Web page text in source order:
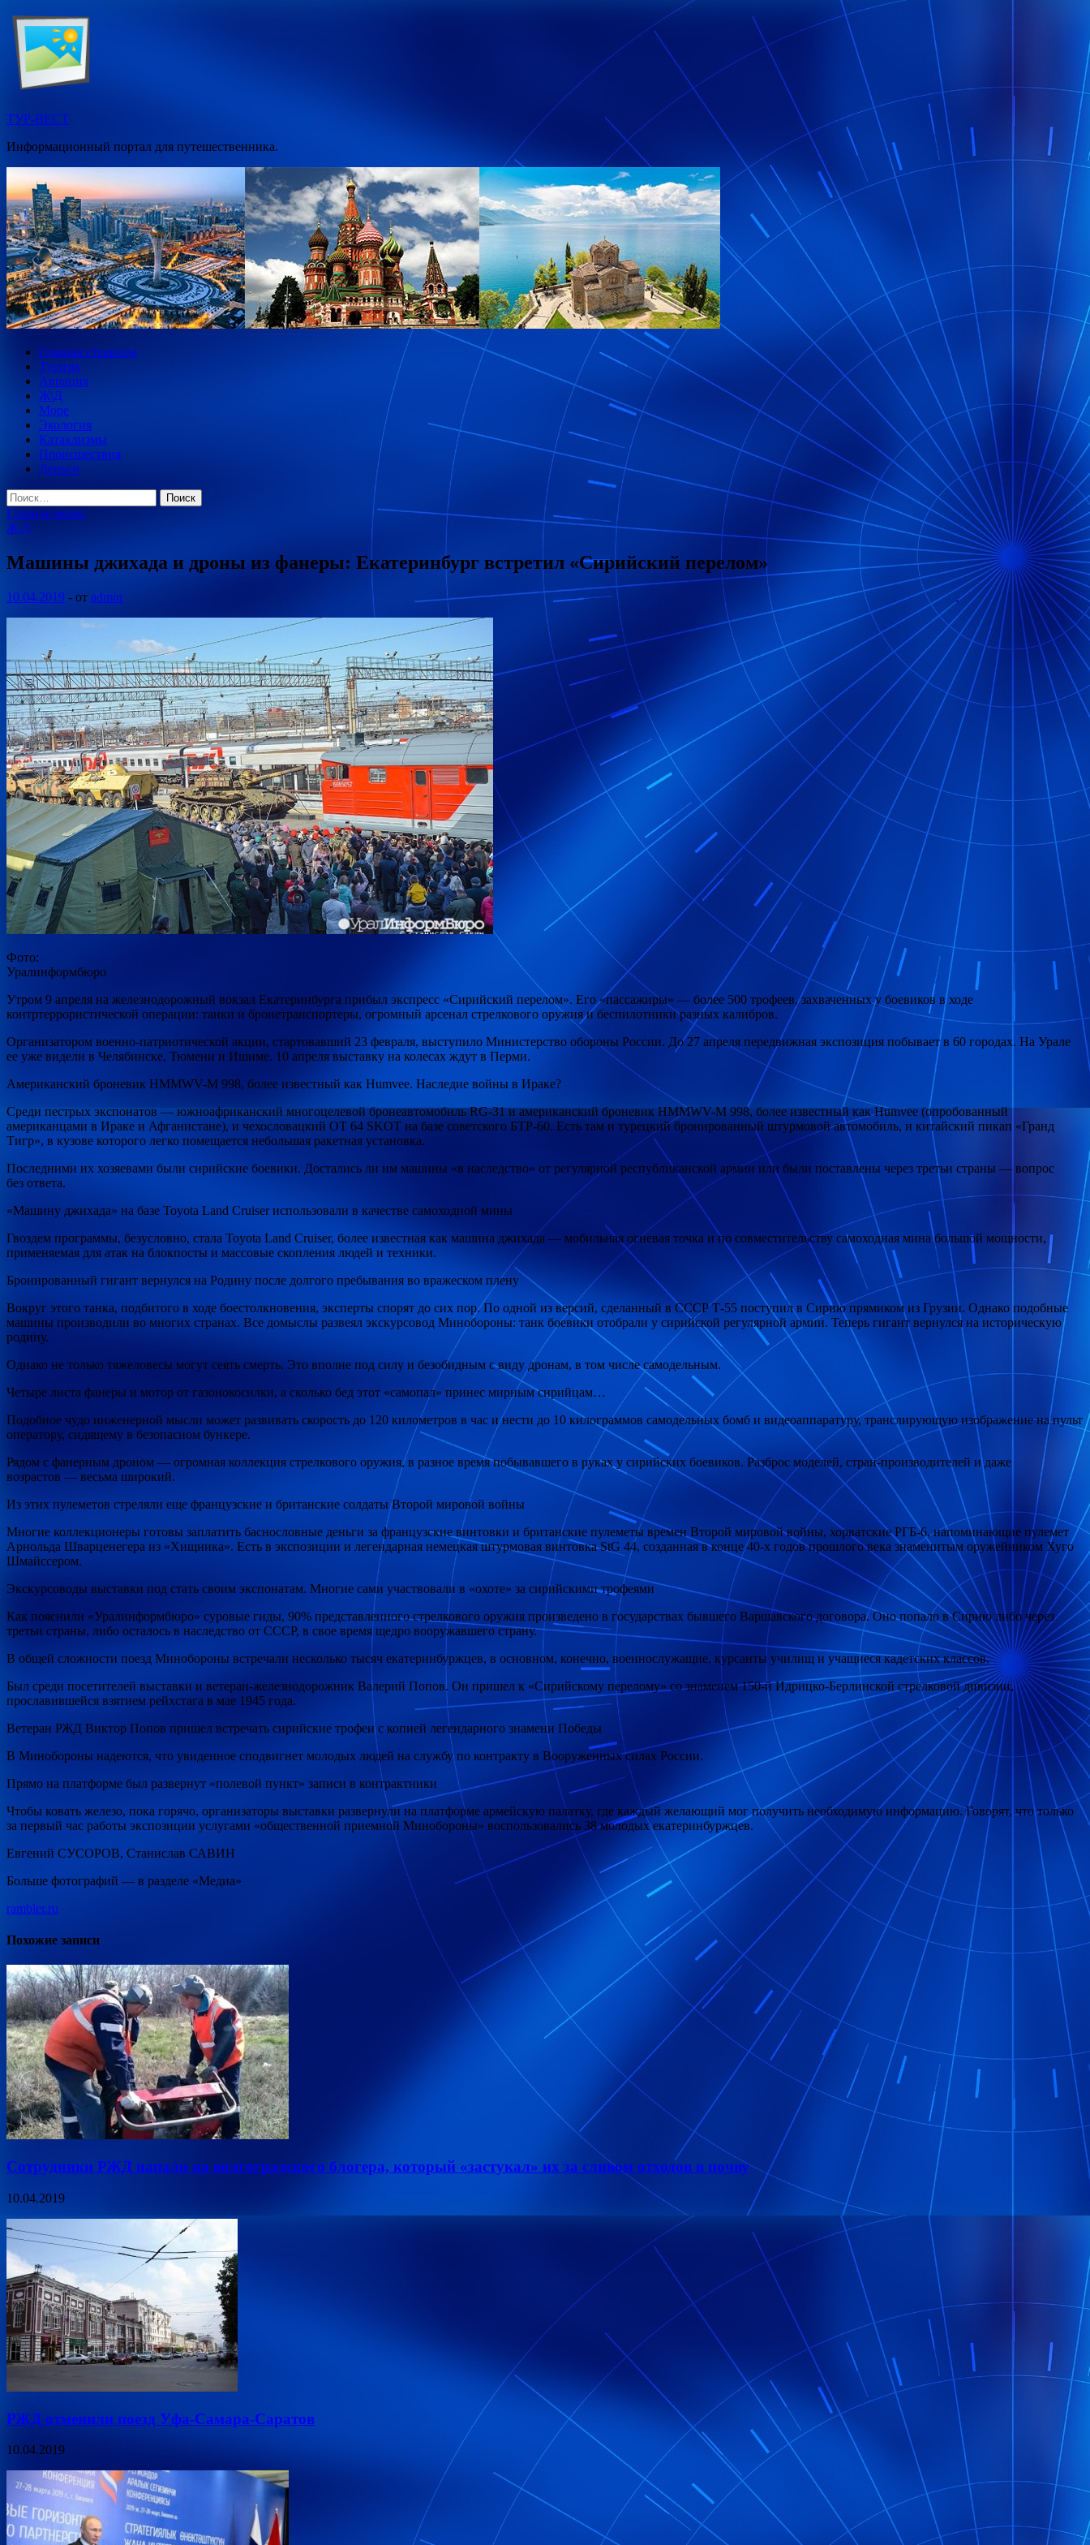
Перейти
содержимому
ТУР-ВЕСТ
Информационный портал для путешественника.
Главная страница
Туризм
Авиация
Ж\Д
Море
Экология
Катаклизмы
Происшествия
Деньги
Найти:
Главное меню
Ж\Д
Машины джихада и дроны из фанеры: Екатеринбург встретил «Сирийский перелом»
10.04.2019 - от admin
Фото:
Уралинформбюро
Утром 9 апреля на железнодорожный вокзал Екатеринбурга прибыл экспресс «Сирийский перелом». Его «пассажиры» — более 500 трофеев, захваченных у боевиков в ходе
контртеррористической операции: танки и бронетранспортеры, огромный арсенал стрелкового оружия и беспилотники разных калибров.
Организатором военно-патриотической акции, стартовавший 23 февраля, выступило Министерство обороны России. До 27 апреля передвижная экспозиция побывает в 60 городах. На Урале
ее уже видели в Челябинске, Тюмени и Ишиме. 10 апреля выставку на колесах ждут в Перми.
Американский броневик HMMWV-M 998, более известный как Humvee. Наследие войны в Ираке?
Среди пестрых экспонатов — южноафриканский многоцелевой бронеавтомобиль RG-31 и американский броневик HMMWV-M 998, более известный как Humvee (опробованный
американцами в Ираке и Афганистане), и чехословацкий OT 64 SKOT на базе советского БТР-60. Есть там и турецкий бронированный штурмовой автомобиль, и китайский пикап «Гранд
Тигр», в кузове которого легко помещается небольшая ракетная установка.
Последними их хозяевами были сирийские боевики. Достались ли им машины «в наследство» от регулярной республиканской армии или были поставлены через третьи страны — вопрос
без ответа.
«Машину джихада» на базе Toyota Land Cruiser использовали в качестве самоходной мины
Гвоздем программы, безусловно, стала Toyota Land Cruiser, более известная как машина джихада — мобильная огневая точка и по совместительству самоходная мина большой мощности,
применяемая для атак на блокпосты и массовые скопления людей и техники.
Бронированный гигант вернулся на Родину после долгого пребывания во вражеском плену
Вокруг этого танка, подбитого в ходе боестолкновения, эксперты спорят до сих пор. По одной из версий, сделанный в СССР Т-55 поступил в Сирию прямиком из Грузии. Однако подобные
машины производили во многих странах. Все домыслы развеял экскурсовод Минобороны: танк боевики отобрали у сирийской регулярной армии. Теперь гигант вернулся на историческую
родину.
Однако не только тяжеловесы могут сеять смерть. Это вполне под силу и безобидным с виду дронам, в том числе самодельным.
Четыре листа фанеры и мотор от газонокосилки, а сколько бед этот «самопал» принес мирным сирийцам…
Подобное чудо инженерной мысли может развивать скорость до 120 километров в час и нести до 10 килограммов самодельных бомб и видеоаппаратуру, транслирующую изображение на пульт
оператору, сидящему в безопасном бункере.
Рядом с фанерным дроном — огромная коллекция стрелкового оружия, в разное время побывавшего в руках у сирийских боевиков. Разброс моделей, стран-производителей и даже
возрастов — весьма широкий.
Из этих пулеметов стреляли еще французские и британские солдаты Второй мировой войны
Многие коллекционеры готовы заплатить баснословные деньги за французские винтовки и британские пулеметы времен Второй мировой войны, хорватские РГБ-6, напоминающие пулемет
Арнольда Шварценегера из «Хищника». Есть в экспозиции и легендарная немецкая штурмовая винтовка StG 44, созданная в конце 40-х годов прошлого века знаменитым оружейником Хуго
Шмайссером.
Экскурсоводы выставки под стать своим экспонатам. Многие сами участвовали в «охоте» за сирийскими трофеями
Как пояснили «Уралинформбюро» суровые гиды, 90% представленного стрелкового оружия произведено в государствах бывшего Варшавского договора. Оно попало в Сирию либо через
третьи страны, либо осталось в наследство от СССР, в свое время щедро вооружавшего страну.
В общей сложности поезд Минобороны встречали несколько тысяч екатеринбуржцев, в основном, конечно, военнослужащие, курсанты училищ и учащиеся кадетских классов.
Был среди посетителей выставки и ветеран-железнодорожник Валерий Попов. Он пришел к «Сирийскому перелому» со знаменем 150-й Идрицко-Берлинской стрелковой дивизии,
прославившейся взятием рейхстага в мае 1945 года.
Ветеран РЖД Виктор Попов пришел встречать сирийские трофеи с копией легендарного знамени Победы
В Минобороны надеются, что увиденное сподвигнет молодых людей на службу по контракту в Вооруженных силах России.
Прямо на платформе был развернут «полевой пункт» записи в контрактники
Чтобы ковать железо, пока горячо, организаторы выставки развернули на платформе армейскую палатку, где каждый желающий мог получить необходимую информацию. Говорят, что только
за первый час работы экспозиции услугами «общественной приемной Минобороны» воспользовались 38 молодых екатеринбуржцев.
Евгений СУСОРОВ, Станислав САВИН
Больше фотографий — в разделе «Медиа»
rambler.ru
Похожие записи
Сотрудники РЖД напали на волгоградского блогера, который «застукал» их за сливом отходов в почву
10.04.2019
РЖД отменили поезд Уфа-Самара-Саратов
10.04.2019